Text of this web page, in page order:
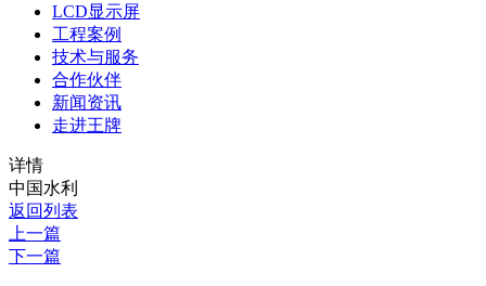
LCD显示屏
工程案例
技术与服务
合作伙伴
新闻资讯
走进王牌
详情
中国水利
返回列表
上一篇
下一篇